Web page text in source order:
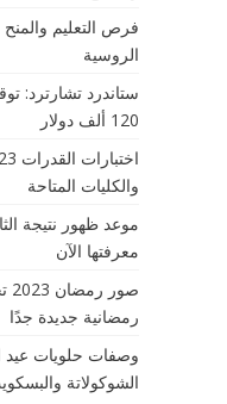
فرص التعليم
الروسية
ستاندرد تشارترد:
120 ألف دولار
والكليات المتاحة
معرفتها الآن
رمضانية جديدة جدًا
وصفات حلويات
الشوكولاتة